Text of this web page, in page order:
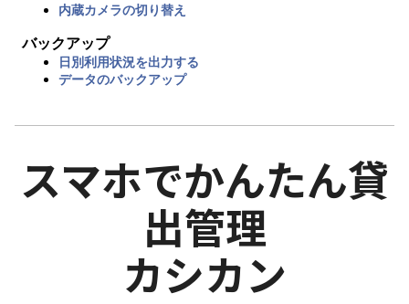
内蔵カメラの切り替え
バックアップ
日別利用状況を出力する
データのバックアップ
スマホでかんたん貸
出管理
カシカン